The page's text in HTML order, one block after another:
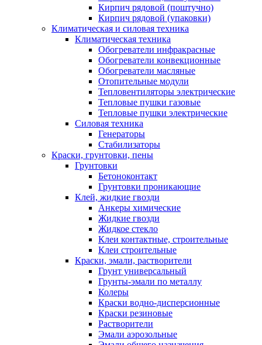
Кирпич рядовой (поштучно)
Кирпич рядовой (упаковки)
Климатическая и силовая техника
Климатическая техника
Обогреватели инфракрасные
Обогреватели конвекционные
Обогреватели масляные
Отопительные модули
Тепловентиляторы электрические
Тепловые пушки газовые
Тепловые пушки электрические
Силовая техника
Генераторы
Стабилизаторы
Краски, грунтовки, пены
Грунтовки
Бетоноконтакт
Грунтовки проникающие
Клей, жидкие гвозди
Анкеры химические
Жидкие гвозди
Жидкое стекло
Клеи контактные, строительные
Клеи строительные
Краски, эмали, растворители
Грунт универсальный
Грунты-эмали по металлу
Колеры
Краски водно-дисперсионные
Краски резиновые
Растворители
Эмали аэрозольные